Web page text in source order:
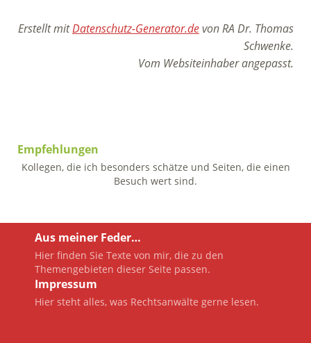
Erstellt mitDatenschutz-Generator.devon RA Dr. Thomas
Schwenke.
Vom Websiteinhaber angepasst.
Empfehlungen
Kollegen, die ich besonders schätze und Seiten, die einen
Besuch wert sind.
Aus meiner Feder…
Hier finden Sie Texte von mir, die zu den
Themengebieten dieser Seite passen.
Impressum
Hier steht alles, was Rechtsanwälte gerne lesen.